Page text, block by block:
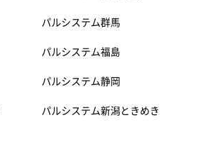
パルシステム群馬
パルシステム福島
パルシステム静岡
パルシステム新潟ときめき